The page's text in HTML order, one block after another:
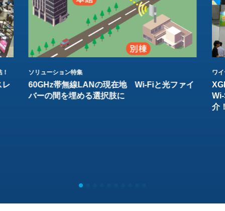
レ
ソリューション特集
60GHz帯無線LANの現在地 Wi-Fiと光ファイ
バーの間を埋める選択肢に
ワ
介